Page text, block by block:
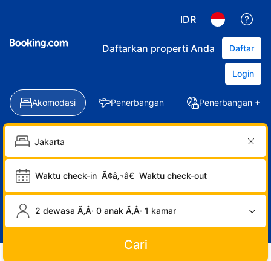
IDR
Daftarkan properti Anda Daftar
Login
Akomodasi Penerbangan Penerbangan +
Waktu check-in Ã¢â‚¬â€ Waktu check-out
2 dewasa Ã‚Â· 0 anak Ã‚Â· 1 kamar
Cari